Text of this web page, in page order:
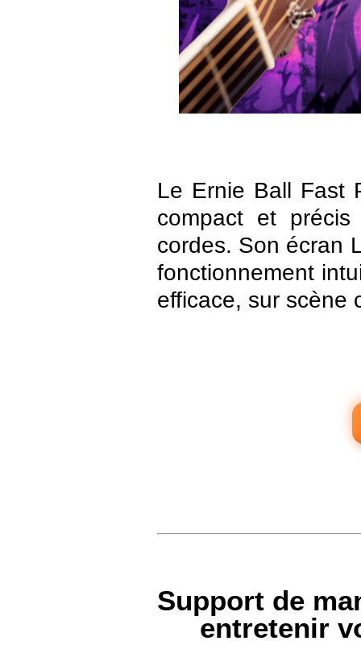
Le Ernie Ball Fast
compact et
cordes. Son écran
fonctionnement
efficace, sur scène
Support de
entretenir